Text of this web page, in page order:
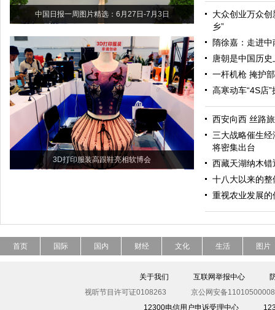
中国日报一周图片精选：6月27日-7月3日
3D打印服装高跟鞋亮相软博会
大众创业万众
乡”
隋徐嘉：走进
唐朝是中国历
一杆机枪 掩护
高寒动车“4S店”
西安向西 丝路
三大战略催生
将密集出台
西藏天湖纳木
十八大以来的
重视农业发展的
首页 国际 国内 财经 文化 生活 图片
关于我们 互联网举报中心
视听节目许可证0108263
京公网安备
12300电信用户申诉受理中心